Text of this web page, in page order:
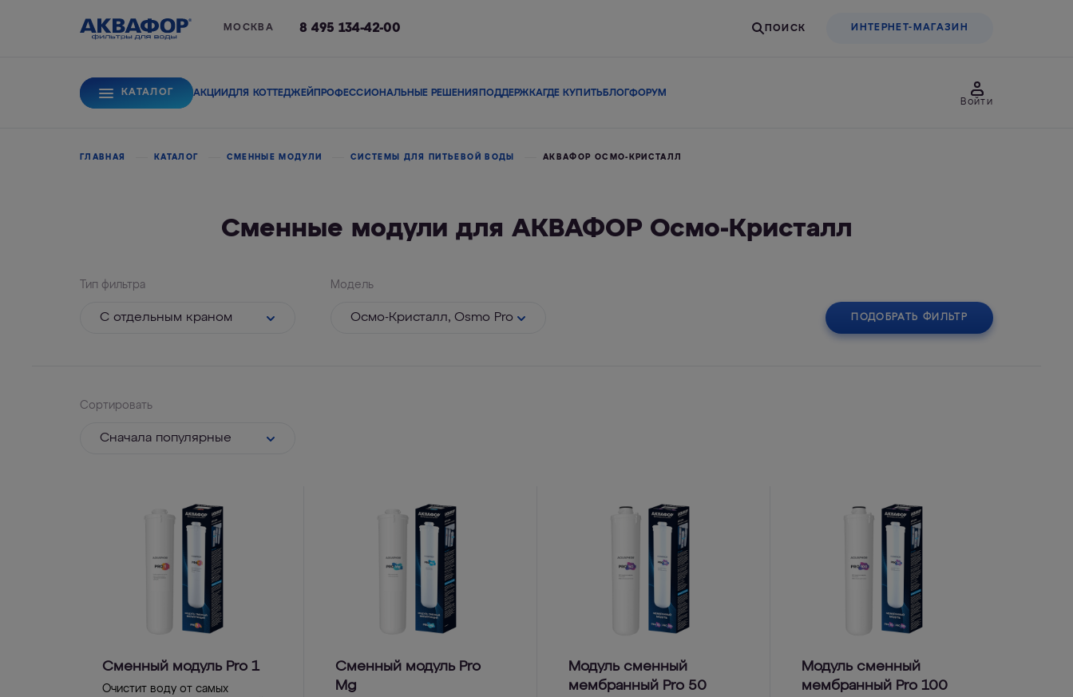
МОСКВА 8 495 134-42-00 ИНТЕРНЕТ-МАГАЗИН
КАТАЛОГ АКЦИИДЛЯ КОТТЕДЖЕЙ ПРОФЕССИОНАЛЬНЫЕ РЕШЕНИЯ ПОДДЕРЖКАГДЕ КУПИТЬ БЛОГФОРУМ
Войти
Для питьевой водыСменные модулиМагистральные фильтрыВ коттедж Сопутствующие товары
ГЛАВНАЯ КАТАЛОГ СМЕННЫЕ МОДУЛИ СИСТЕМЫ ДЛЯ ПИТЬЕВОЙ ВОДЫ АКВАФОР ОСМО-КРИСТАЛЛ
Сменные модули для АКВАФОР Осмо-Кристалл
Тип фильтра
С отдельным краном
Модель
Осмо-Кристалл, Osmo Pro ПОДОБРАТЬ ФИЛЬТР
Сортировать
Cначала популярные
Сменный модуль Pro 1
Очистит воду от самых
Сменный модуль Pro
Mg
Модуль сменный
мембранный Pro 50
Модуль сменный
мембранный Pro 100